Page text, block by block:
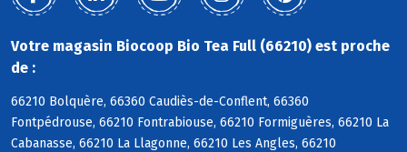
Votre magasin Biocoop Bio Tea Full (66210) est proche
de :
66210 Bolquère, 66360 Caudiès-de-Conflent, 66360
Fontpédrouse, 66210 Fontrabiouse, 66210 Formiguères, 66210 La
Cabanasse, 66210 La Llagonne, 66210 Les Angles, 66210